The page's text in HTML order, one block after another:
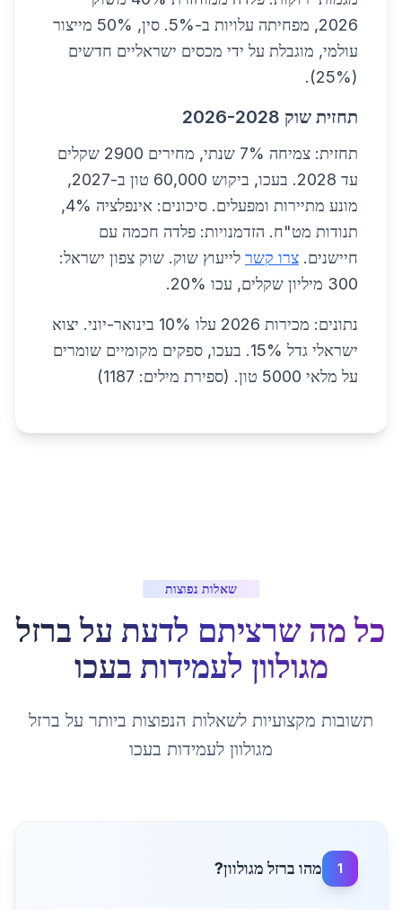
2026, מפחיתה עלויות ב-5%. סין, 50% מייצור
עולמי, מוגבלת על ידי מכסים ישראליים חדשים
(25%).
תחזית שוק 2026-2028
תחזית: צמיחה 7% שנתי, מחירים 2900 שקלים
עד 2028. בעכו, ביקוש 60,000 טון ב-2027,
מונע מתיירות ומפעלים. סיכונים: אינפלציה 4%,
תנודות מט"ח. הזדמנויות: פלדה חכמה עם
חיישנים. צרו קשר לייעוץ שוק. שוק צפון ישראל:
300 מיליון שקלים, עכו 20%.
נתונים: מכירות 2026 עלו 10% בינואר-יוני. יצוא
ישראלי גדל 15%. בעכו, ספקים מקומיים שומרים
על מלאי 5000 טון. (ספירת מילים: 1187)
שאלות נפוצות
כל מה שרציתם לדעת על ברזל
מגולוון לעמידות בעכו
תשובות מקצועיות לשאלות הנפוצות ביותר על ברזל
מגולוון לעמידות בעכו
1 מהו ברזל מגולוון?